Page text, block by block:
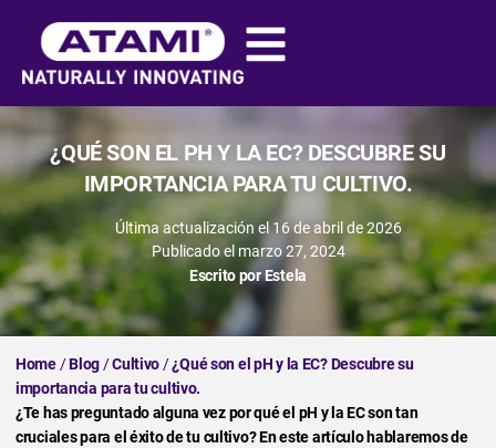
¿QUÉ SON EL PH Y LA EC? DESCUBRE SU
IMPORTANCIA PARA TU CULTIVO.
Última actualización el 16 de abril de 2026
Publicado el marzo 27, 2024
Escrito porEstela
Home/Blog/Cultivo/¿Qué son el pH y la EC? Descubre su
importancia para tu cultivo.
¿Te has preguntado alguna vez por qué el pH y la EC son tan
cruciales para el éxito de tu cultivo? En este artículo hablaremos de